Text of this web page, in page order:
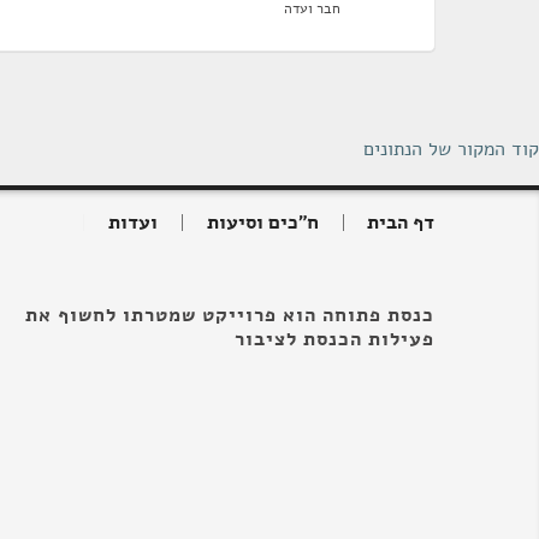
חבר ועדה
קוד המקור של הנתונים
דף הבית ח"כים וסיעות ועדות
כנסת פתוחה הוא פרוייקט שמטרתו לחשוף את
פעילות הכנסת לציבור